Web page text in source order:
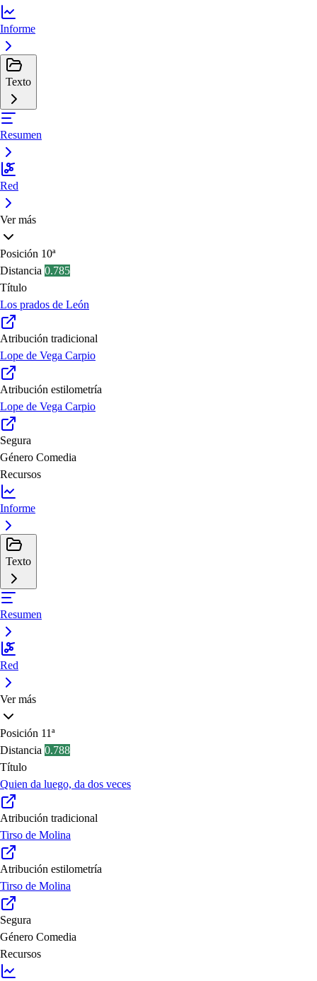
Informe
Texto
Resumen
Red
Ver más
Posición 10ª
Distancia 0.785
Título
Los prados de León
Atribución tradicional
Lope de Vega Carpio
Atribución estilometría
Lope de Vega Carpio
Segura
Género Comedia
Recursos
Informe
Texto
Resumen
Red
Ver más
Posición 11ª
Distancia 0.788
Título
Quien da luego, da dos veces
Atribución tradicional
Tirso de Molina
Atribución estilometría
Tirso de Molina
Segura
Género Comedia
Recursos